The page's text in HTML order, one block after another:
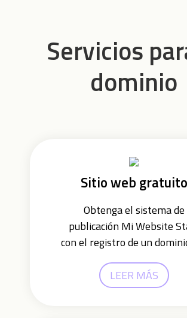
Servicios
dominio
Sitio web gratuito
Obtenga el sistema de
publicación Mi Website
con el registro de un
LEER MÁS